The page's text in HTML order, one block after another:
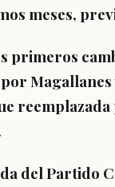
meses,
primeros
del Partido